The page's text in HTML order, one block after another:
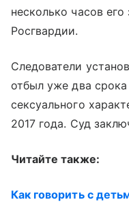
несколько часов
Росгвардии.
Следователи
отбыл уже два
сексуального
2017 года. Суд
Читайте также:
Как говорить с